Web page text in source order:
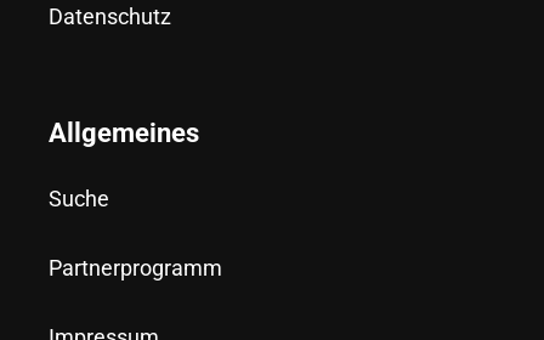
Datenschutz
Allgemeines
Suche
Partnerprogramm